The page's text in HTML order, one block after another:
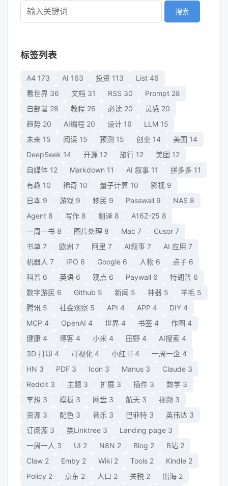
搜索
标签列表
A4 173 AI 163 投资 113 List 46
看世界 36 文档 31 RSS 30 Prompt 28
自部署 28 教程 26 必读 20 灵感 20
趋势 20 AI编程 20 设计 16 LLM 15
未来 15 阅读 15 预测 15 创业 14 美国 14
DeepSeek 14 开源 12 旅行 12 美团 12
自媒体 12 Markdown 11 AI 叙事 11 拼多多 11
有趣 10 稀奇 10 量子计算 10 影视 9
日本 9 游戏 9 移民 9 Passwall 9 NAS 8
Agent 8 写作 8 翻译 8 A16Z-25 8
一周一书 8 图片处理 8 Mac 7 Cusor 7
书单 7 欧洲 7 阿里 7 AI叙事 7 AI 应用 7
机器人 7 IPO 6 Google 6 人物 6 点子 6
科普 6 英语 6 观点 6 Paywall 6 特朗普 6
数字游民 6 Github 5 新闻 5 神器 5 羊毛 5
腾讯 5 社会观察 5 API 4 APP 4 DIY 4
MCP 4 OpenAI 4 世界 4 书签 4 作图 4
健康 4 博客 4 小米 4 田野 4 AI搜索 4
3D 打印 4 可视化 4 小红书 4 一周一企 4
HN 3 PDF 3 Icon 3 Manus 3 Claude 3
Reddit 3 主题 3 扩展 3 插件 3 数学 3
李想 3 模板 3 网盘 3 航天 3 视频 3
资源 3 配色 3 音乐 3 巴菲特 3 英伟达 3
订阅源 3 类Linktree 3 Landing page 3
一周一人 3 UI 2 N8N 2 Blog 2 B站 2
Claw 2 Emby 2 Wiki 2 Tools 2 Kindle 2
Policy 2 京东 2 人口 2 关税 2 出海 2